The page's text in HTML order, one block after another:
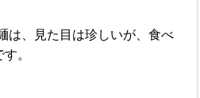
は、見た目は珍しいが、食べ
。